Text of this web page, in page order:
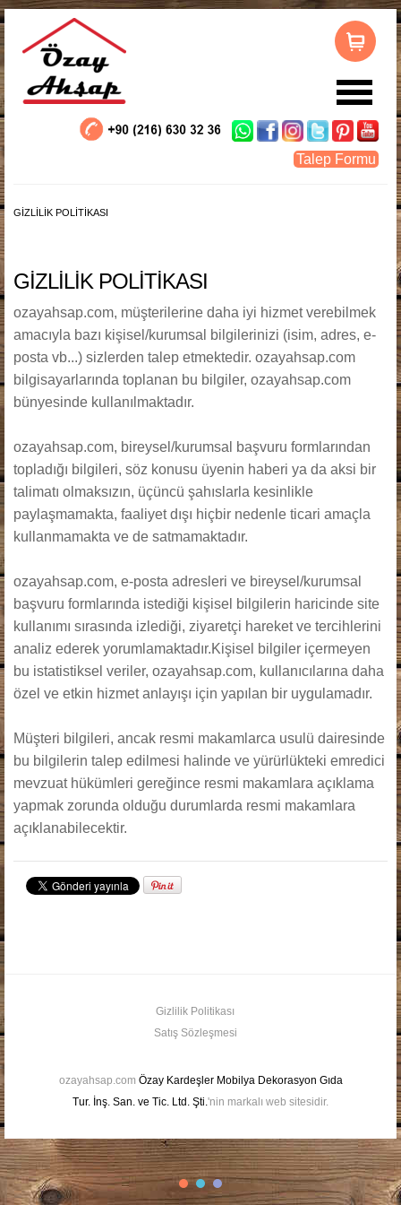
Talep Formu
GIZLILIK POLITIKASI
GİZLİLİK POLİTİKASI
ozayahsap.com, müşterilerine daha iyi hizmet verebilmek
amacıyla bazı kişisel/kurumsal bilgilerinizi (isim, adres, e-
posta vb...) sizlerden talep etmektedir. ozayahsap.com
bilgisayarlarında toplanan bu bilgiler, ozayahsap.com
bünyesinde kullanılmaktadır.
ozayahsap.com, bireysel/kurumsal başvuru formlarından
topladığı bilgileri, söz konusu üyenin haberi ya da aksi bir
talimatı olmaksızın, üçüncü şahıslarla kesinlikle
paylaşmamakta, faaliyet dışı hiçbir nedenle ticari amaçla
kullanmamakta ve de satmamaktadır.
ozayahsap.com, e-posta adresleri ve bireysel/kurumsal
başvuru formlarında istediği kişisel bilgilerin haricinde site
kullanımı sırasında izlediği, ziyaretçi hareket ve tercihlerini
analiz ederek yorumlamaktadır.Kişisel bilgiler içermeyen
bu istatistiksel veriler, ozayahsap.com, kullanıcılarına daha
özel ve etkin hizmet anlayışı için yapılan bir uygulamadır.
Müşteri bilgileri, ancak resmi makamlarca usulü dairesinde
bu bilgilerin talep edilmesi halinde ve yürürlükteki emredici
mevzuat hükümleri gereğince resmi makamlara açıklama
yapmak zorunda olduğu durumlarda resmi makamlara
açıklanabilecektir.
Gizlilik Politikası
Satış Sözleşmesi
ozayahsap.com Özay Kardeşler Mobilya Dekorasyon Gıda
Tur. İnş. San. ve Tic. Ltd. Şti.'nin markalı web sitesidir.
LOG INOR REGISTER
Kullanıcı adınızı mı unuttunuz?